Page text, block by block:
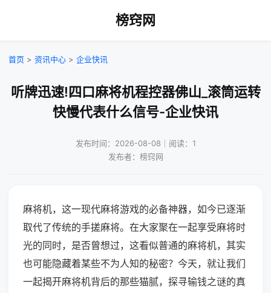
榜窍网
首页 > 资讯中心 > 企业快讯
听牌迅速!四口麻将机程控器佛山_滚筒运转
快慢代表什么信号-企业快讯
发布时间：2026-08-08｜阅读：1
发布者：榜窍网
麻将机，这一现代麻将游戏的必备神器，如今已逐渐
取代了传统的手搓麻将。在大家聚在一起享受麻将时
光的同时，是否曾想过，这看似普通的麻将机，其实
也可能隐藏着某些不为人知的秘密？今天，就让我们
一起揭开麻将机背后的那些猫腻，探寻输钱之谜的真